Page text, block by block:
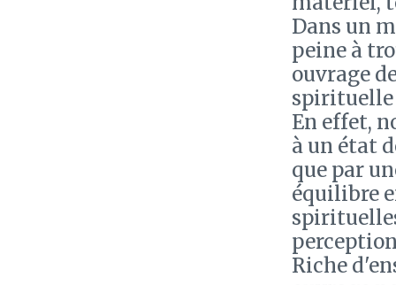
Dans un
peine à
ouvrage
spirituelle
En effet,
à un état
que par
équilibre
Riche